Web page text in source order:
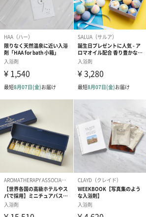
外装サイズ
幅20cmX縦16.5cmX高さ8.5cm
並行輸入品か
内容量／内容
物
80gパック x 3種類
タオル1枚
有無
商品オプション情報
紙袋（Sサイズ）